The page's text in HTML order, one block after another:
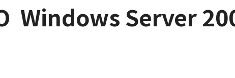
Windows Server